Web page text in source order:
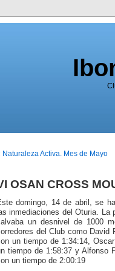
Naturaleza Activa. Mes de Mayo
OSAN CROSS
domingo, 14 de abril, se
inmediaciones del Oturia. La
un desnivel de 1000
del Club como David
un tiempo de 1:34:14,
tiempo de 1:58:37 y Alfonso
un tiempo de 2:00:19